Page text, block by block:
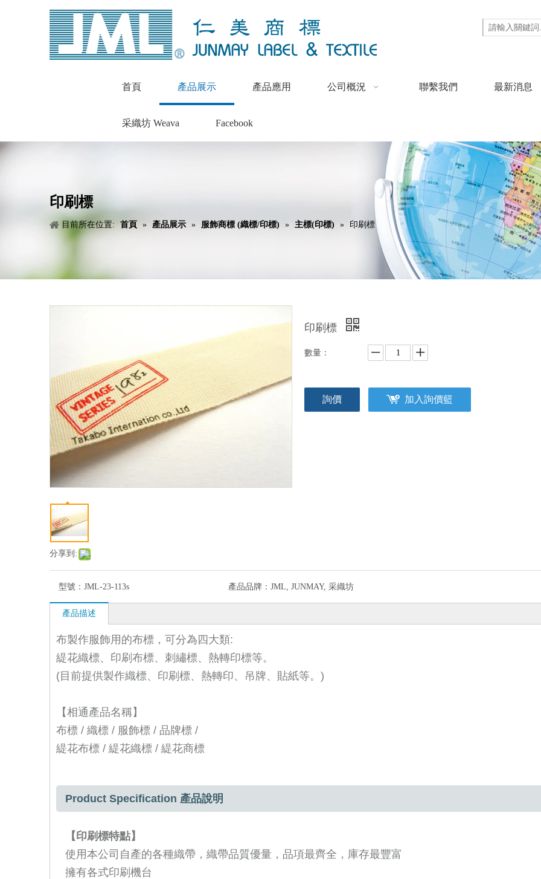
首頁 產品展示 產品應用 公司概況 聯繫我們 最新消息
采織坊 Weava Facebook
印刷標
目前所在位置: 首頁 » 產品展示 » 服飾商標 (織標/印標) » 主標(印標) » 印刷標
分享到:
印刷標
數量：
詢價 加入詢價籃
型號： JML-23-113s 產品品牌： JML, JUNMAY, 采織坊
產品描述
布製作服飾用的布標，可分為四大類:
緹花織標、印刷布標、刺繡標、熱轉印標等。
(目前提供製作織標、印刷標、熱轉印、吊牌、貼紙等。)
【相通產品名稱】
布標 / 織標 / 服飾標 / 品牌標 /
緹花布標 / 緹花織標 / 緹花商標
Product Specification 產品說明
【印刷標特點】
使用本公司自產的各種織帶，織帶品質優量，品項最齊全，庫存最豐富
擁有各式印刷機台